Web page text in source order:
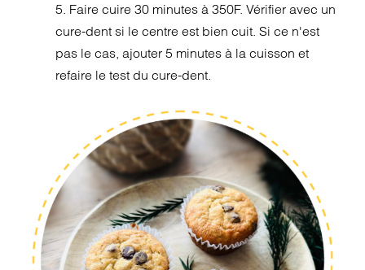
5. Faire cuire 30 minutes à 350F. Vérifier avec un
cure-dent si le centre est bien cuit. Si ce n'est
pas le cas, ajouter 5 minutes à la cuisson et
refaire le test du cure-dent.